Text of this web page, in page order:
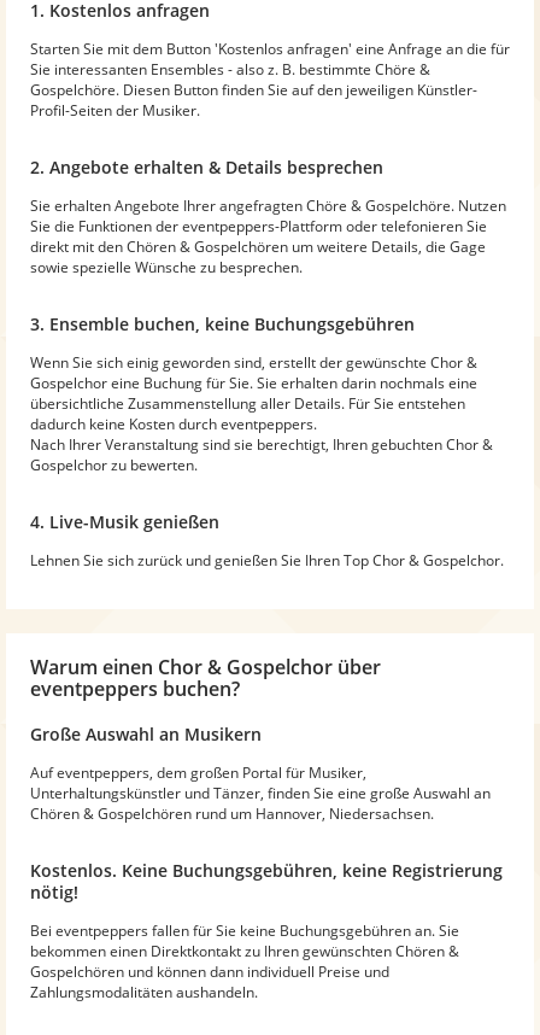
1. Kostenlos anfragen
Starten Sie mit dem Button 'Kostenlos anfragen' eine Anfrage an die für
Sie interessanten Ensembles - also z. B. bestimmte Chöre &
Gospelchöre. Diesen Button finden Sie auf den jeweiligen Künstler-
Profil-Seiten der Musiker.
2. Angebote erhalten & Details besprechen
Sie erhalten Angebote Ihrer angefragten Chöre & Gospelchöre. Nutzen
Sie die Funktionen der eventpeppers-Plattform oder telefonieren Sie
direkt mit den Chören & Gospelchören um weitere Details, die Gage
sowie spezielle Wünsche zu besprechen.
3. Ensemble buchen, keine Buchungsgebühren
Wenn Sie sich einig geworden sind, erstellt der gewünschte Chor &
Gospelchor eine Buchung für Sie. Sie erhalten darin nochmals eine
übersichtliche Zusammenstellung aller Details. Für Sie entstehen
dadurch keine Kosten durch eventpeppers.
Nach Ihrer Veranstaltung sind sie berechtigt, Ihren gebuchten Chor &
Gospelchor zu bewerten.
4. Live-Musik genießen
Lehnen Sie sich zurück und genießen Sie Ihren Top Chor & Gospelchor.
Warum einen Chor & Gospelchor über
eventpeppers buchen?
Große Auswahl an Musikern
Auf eventpeppers, dem großen Portal für Musiker,
Unterhaltungskünstler und Tänzer, finden Sie eine große Auswahl an
Chören & Gospelchören rund um Hannover, Niedersachsen.
Kostenlos. Keine Buchungsgebühren, keine Registrierung
nötig!
Bei eventpeppers fallen für Sie keine Buchungsgebühren an. Sie
bekommen einen Direktkontakt zu Ihren gewünschten Chören &
Gospelchören und können dann individuell Preise und
Zahlungsmodalitäten aushandeln.